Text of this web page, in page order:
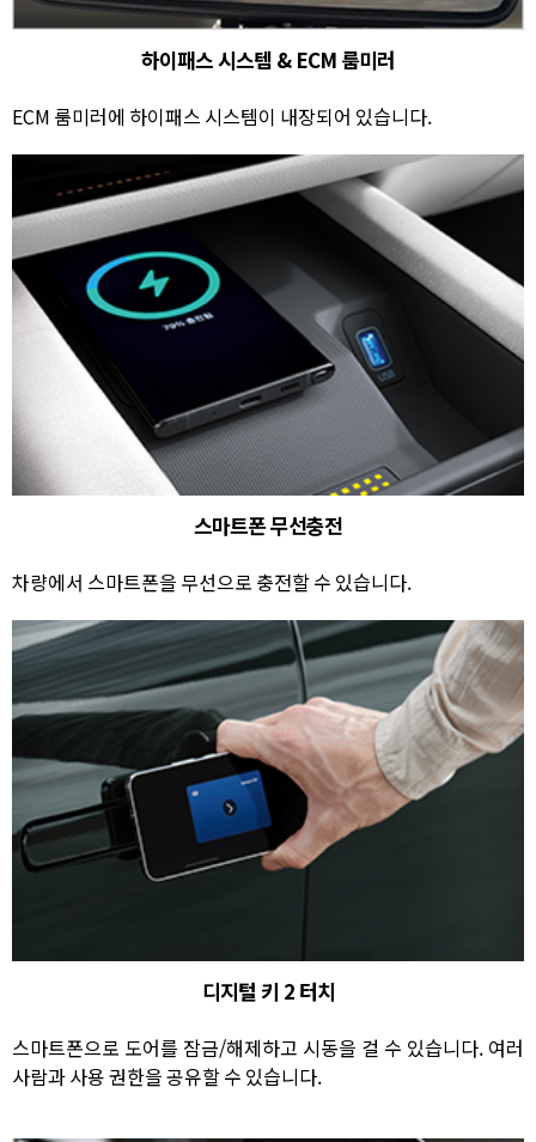
하이패스 시스템 & ECM 룸미러
ECM 룸미러에 하이패스 시스템이 내장되어 있습니다.
스마트폰 무선충전
차량에서 스마트폰을 무선으로 충전할 수 있습니다.
디지털 키 2 터치
스마트폰으로 도어를 잠금/해제하고 시동을 걸 수 있습니다. 여러
사람과 사용 권한을 공유할 수 있습니다.